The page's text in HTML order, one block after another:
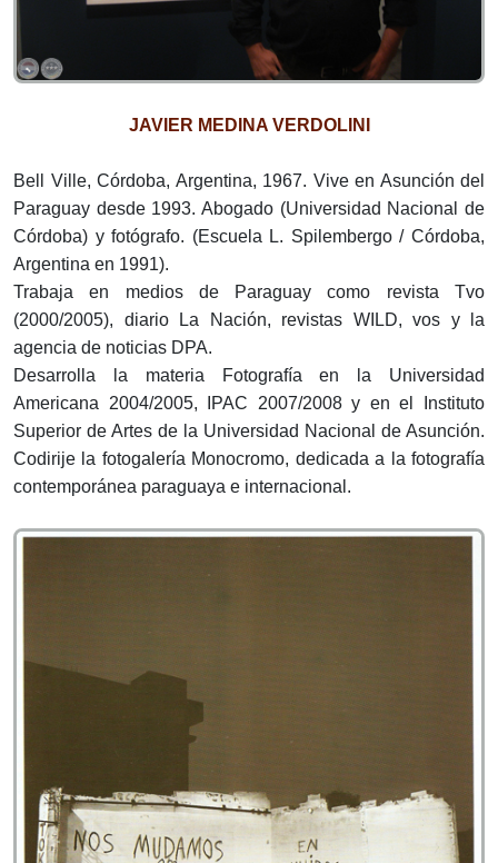
JAVIER MEDINA VERDOLINI
Bell Ville, Córdoba, Argentina, 1967. Vive en Asunción del
Paraguay desde 1993. Abogado (Universidad Nacional de
Córdoba) y fotógrafo. (Escuela L. Spilembergo / Córdoba,
Argentina en 1991).
Trabaja en medios de Paraguay como revista Tvo
(2000/2005), diario La Nación, revistas WILD, vos y la
agencia de noticias DPA.
Desarrolla la materia Fotografía en la Universidad
Americana 2004/2005, IPAC 2007/2008 y en el Instituto
Superior de Artes de la Universidad Nacional de Asunción.
Codirije la fotogalería Monocromo, dedicada a la fotografía
contemporánea paraguaya e internacional.